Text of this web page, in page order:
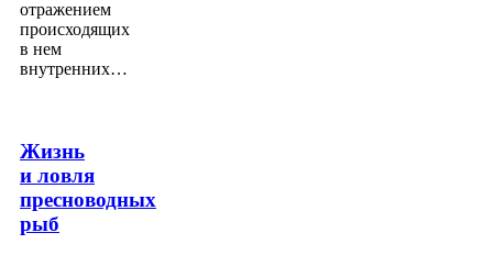
отражением
происходящих
в нем
внутренних…
Жизнь
и ловля
пресноводных
рыб